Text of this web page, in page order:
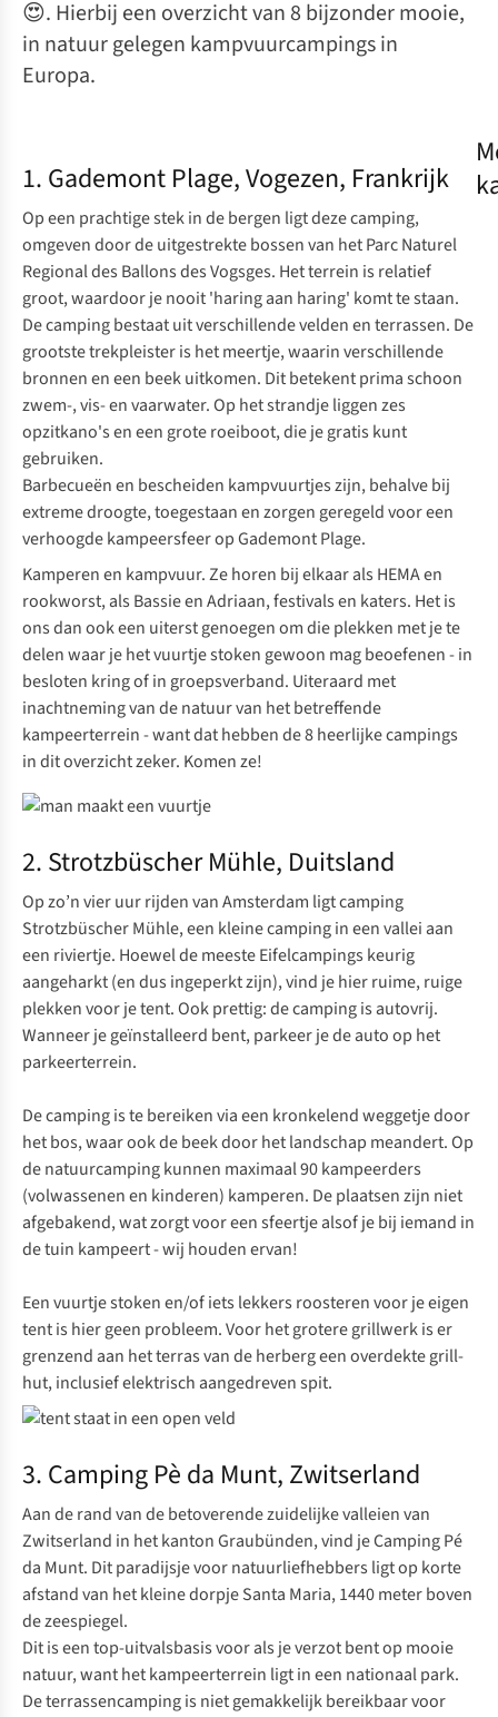
😍. Hierbij een overzicht van 8 bijzonder mooie,
in natuur gelegen kampvuurcampings in
Europa.
1. Gademont Plage, Vogezen, Frankrijk
Op een prachtige stek in de bergen ligt deze camping,
omgeven door de uitgestrekte bossen van het Parc Naturel
Regional des Ballons des Vogsges. Het terrein is relatief
groot, waardoor je nooit 'haring aan haring' komt te staan.
De camping bestaat uit verschillende velden en terrassen. De
grootste trekpleister is het meertje, waarin verschillende
bronnen en een beek uitkomen. Dit betekent prima schoon
zwem-, vis- en vaarwater. Op het strandje liggen zes
opzitkano's en een grote roeiboot, die je gratis kunt
gebruiken.
Barbecueën en bescheiden kampvuurtjes zijn, behalve bij
extreme droogte, toegestaan en zorgen geregeld voor een
verhoogde kampeersfeer opGademont Plage.
Kamperen en kampvuur. Ze horen bij elkaar als HEMA en
rookworst, als Bassie en Adriaan, festivals en katers. Het is
ons dan ook een uiterst genoegen om die plekken met je te
delen waar je het vuurtje stoken gewoon mag beoefenen - in
besloten kring of in groepsverband. Uiteraard met
inachtneming van de natuur van het betreffende
kampeerterrein - want dat hebben de 8 heerlijke campings
in dit overzicht zeker. Komen ze!
2. Strotzbüscher Mühle, Duitsland
Op zo’n vier uur rijden van Amsterdam ligtcamping
Strotzbüscher Mühle, een kleine camping in een vallei aan
een riviertje. Hoewel de meeste Eifelcampings keurig
aangeharkt (en dus ingeperkt zijn), vind je hier ruime, ruige
plekken voor je tent. Ook prettig: de camping is autovrij.
Wanneer je geïnstalleerd bent, parkeer je de auto op het
parkeerterrein.
De camping is te bereiken via een kronkelend weggetje door
het bos, waar ook de beek door het landschap meandert. Op
de natuurcamping kunnen maximaal 90 kampeerders
(volwassenen en kinderen) kamperen. De plaatsen zijn niet
afgebakend, wat zorgt voor een sfeertje alsof je bij iemand in
de tuin kampeert - wij houden ervan!
Een vuurtje stoken en/of iets lekkers roosteren voor je eigen
tent is hier geen probleem. Voor het grotere grillwerk is er
grenzend aan het terras van de herberg een overdekte grill-
hut, inclusief elektrisch aangedreven spit.
3. Camping Pè da Munt, Zwitserland
Aan de rand van de betoverende zuidelijke valleien van
Zwitserland in het kanton Graubünden, vind jeCamping Pé
da Munt. Dit paradijsje voor natuurliefhebbers ligt op korte
afstand van het kleine dorpje Santa Maria, 1440 meter boven
de zeespiegel.
Dit is een top-uitvalsbasis voor als je verzot bent op mooie
natuur, want het kampeerterrein ligt in een nationaal park.
De terrassencamping is niet gemakkelijk bereikbaar voor